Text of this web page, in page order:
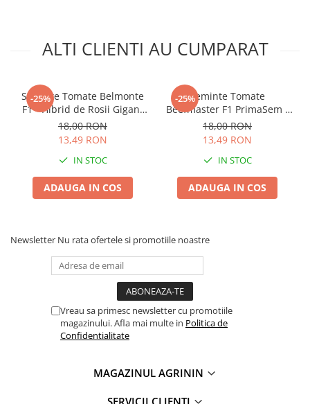
Gresor / Decalimetru
Lama motofierastrau / drujba
Lant motofierastrau / drujba
Lubrifianti
Masca de sudura & accesori
Motocoasa
Patent
Rulete masurat
Scule de mana
Scule electrice
ALTI CLIENTI AU CUMPARAT
-25%
Seminte Tomate Belmonte
F1 - Hibrid de Rosii Gigant
Inima de Bou Extrem de
Carnoase si Gustoase
18,00 RON
13,49 RON
IN STOC
ADAUGA IN COS
-25%Seminte Tomate
Beefmaster F1 PrimaSem -
Hibrid de Rosii Uriase tip
Beef Extrem de Carnoase
18,00 RON
13,49 RON
IN STOC
ADAUGA IN COS
Newsletter Nu rata ofertele si promotiile noastre
Vreau sa primesc newsletter cu promotiile
magazinului. Afla mai multe in Politica de
Confidentialitate
MAGAZINUL AGRININ